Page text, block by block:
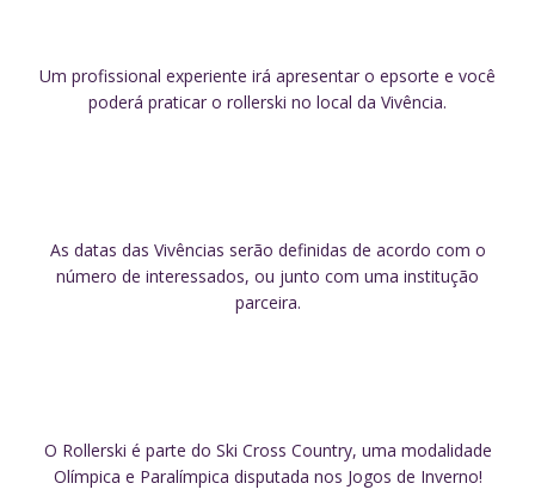
Um profissional experiente irá apresentar o epsorte e você
poderá praticar o rollerski no local da Vivência.
As datas das Vivências serão definidas de acordo com o
número de interessados, ou junto com uma institução
parceira.
O Rollerski é parte do Ski Cross Country, uma modalidade
Olímpica e Paralímpica disputada nos Jogos de Inverno!